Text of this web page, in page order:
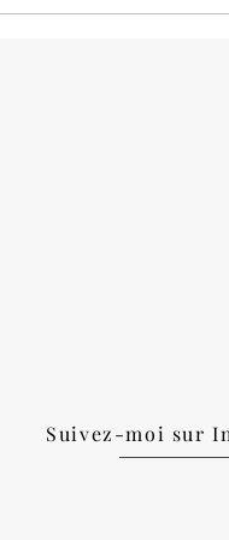
Suivez-moi sur